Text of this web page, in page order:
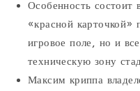
Особенность состоит
«красной карточкой»
игровое поле, но и
техническую зону
Максим криппа